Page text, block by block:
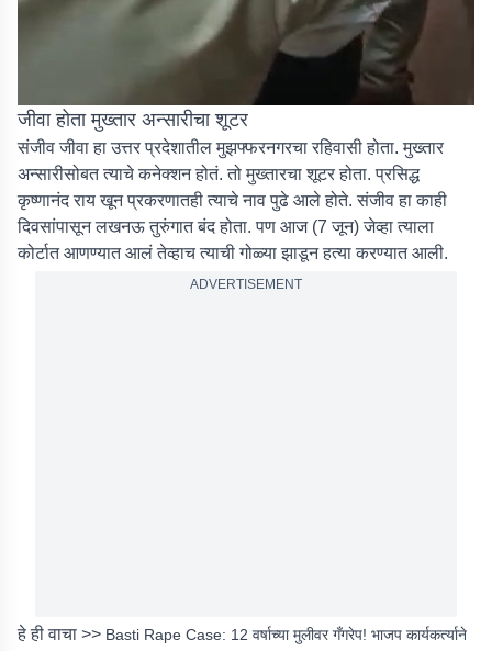
जीवा होता मुख्तार अन्सारीचा शूटर
संजीव जीवा हा उत्तर प्रदेशातील मुझफ्फरनगरचा रहिवासी होता. मुख्तार
अन्सारीसोबत त्याचे कनेक्शन होतं. तो मुख्तारचा शूटर होता. प्रसिद्ध
कृष्णानंद राय खून प्रकरणातही त्याचे नाव पुढे आले होते. संजीव हा काही
दिवसांपासून लखनऊ तुरुंगात बंद होता. पण आज (7 जून) जेव्हा त्याला
कोर्टात आणण्यात आलं तेव्हाच त्याची गोळ्या झाडून हत्या करण्यात आली.
ADVERTISEMENT
हे ही वाचा >> Basti Rape Case: 12 वर्षाच्या मुलीवर गँगरेप! भाजप कार्यकर्त्याने